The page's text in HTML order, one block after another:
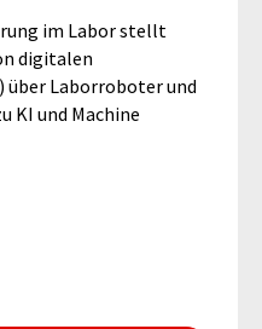
im Labor stellt
digitalen
über Laborroboter und
KI und Machine